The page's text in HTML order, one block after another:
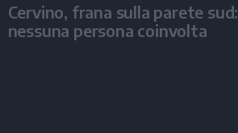
Cervino, frana sulla parete sud:
nessuna persona coinvolta